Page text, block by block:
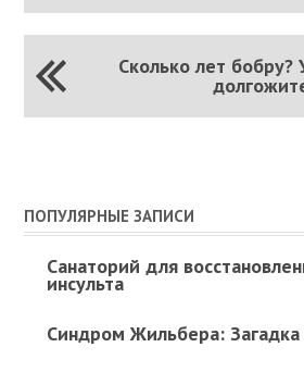
Сколько лет бобру?
ПОПУЛЯРНЫЕ ЗАПИСИ
Санаторий для
инсульта
Синдром Жильбера: